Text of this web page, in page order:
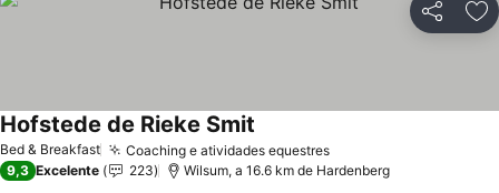
Partilhar
Bed & Breakfast Coaching e atividades equestres
Hofstede de Rieke Smit
9,3 Excelente 223 Wilsum, a 16.6 km de Hardenberg